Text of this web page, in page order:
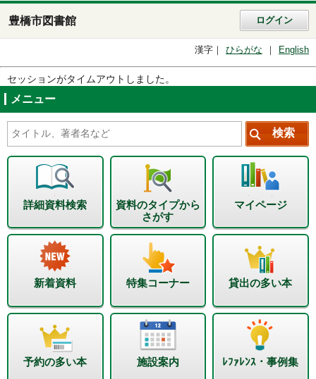
豊橋市図書館 ログイン
漢字 ひらがな English
セッションがタイムアウトしました。
メニュー
詳細資料検索
資料のタイプから
さがす
マイページ
新着資料 特集コーナー 貸出の多い本
予約の多い本 施設案内 ﾚﾌｧﾚﾝｽ・事例集